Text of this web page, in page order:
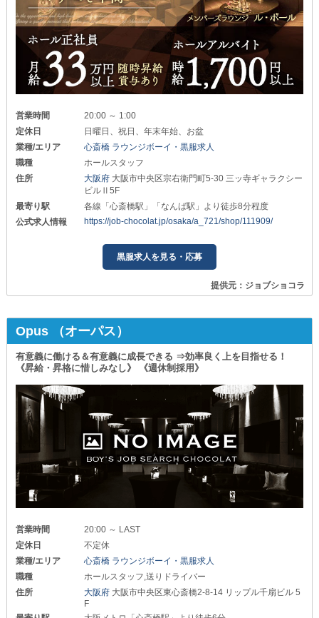
営業時間
20:00 ～ 1:00
定休日
日曜日、祝日、年末年始、お盆
業種/エリア
心斎橋 ラウンジボーイ・黒服求人
職種
ホールスタッフ
住所
大阪府 大阪市中央区宗右衛門町5-30 三ッ寺ギャラクシー
ビルⅡ5F
最寄り駅
各線「心斎橋駅」「なんば駅」より徒歩8分程度
公式求人情報
https://job-chocolat.jp/osaka/a_721/shop/111909/
黒服求人を見る・応募
提供元：ジョブショコラ
Opus （オーパス）
有意義に働ける＆有意義に成長できる ⇒効率良く上を目指せる！
《昇給・昇格に惜しみなし》 《週休制採用》
営業時間
20:00 ～ LAST
定休日
不定休
業種/エリア
心斎橋 ラウンジボーイ・黒服求人
職種
ホールスタッフ,送りドライバー
住所
大阪府 大阪市中央区東心斎橋2-8-14 リップル千扇ビル 5
F